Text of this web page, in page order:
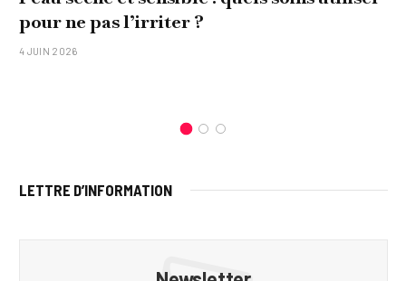
pour ne pas l’irriter ?
4 JUIN 2026
LETTRE D’INFORMATION